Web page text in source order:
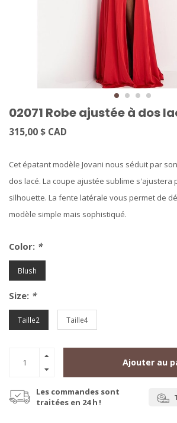
02071 Robe ajustée à dos
315,00 $ CAD
Cet épatant modèle Jovani nous séduit par
dos lacé. La coupe ajustée sublime s'ajustera
silhouette. La fente latérale vous permet de
modèle simple mais sophistiqué.
Color: *
Blush
Size: *
Taille2 Taille4
Ajouter au
Les commandes sont
traitées en 24 h !